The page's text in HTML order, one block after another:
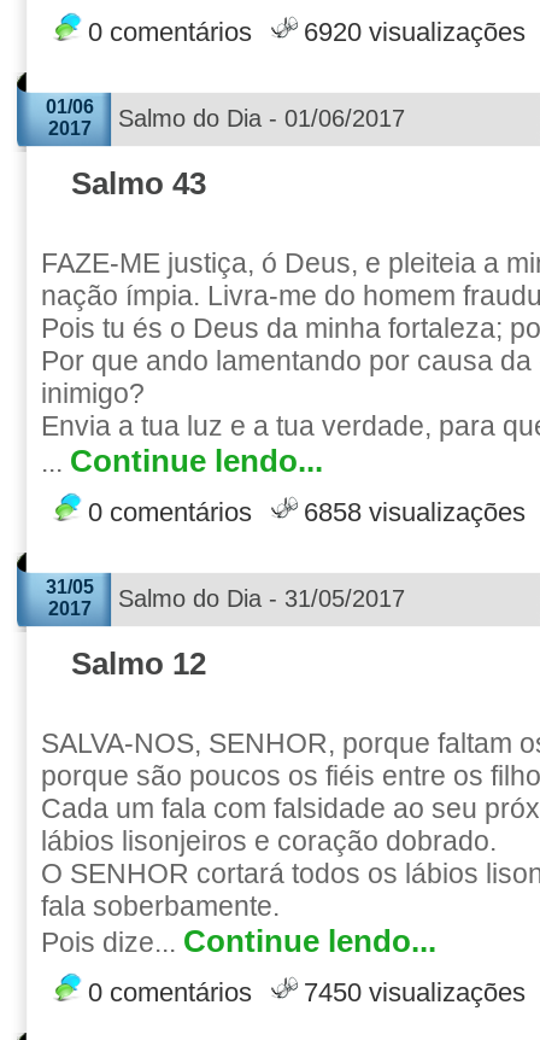
0 comentários 6920 visualizações
01/06
2017
Salmo do Dia - 01/06/2017
Salmo 43
FAZE-ME justiça, ó Deus, e pleiteia a
nação ímpia. Livra-me do homem
Pois tu és o Deus da minha fortaleza;
Por que ando lamentando por causa
inimigo?
Envia a tua luz e a tua verdade, para
... Continue lendo...
0 comentários 6858 visualizações
31/05
2017
Salmo do Dia - 31/05/2017
Salmo 12
SALVA-NOS, SENHOR, porque faltam
porque são poucos os fiéis entre os
Cada um fala com falsidade ao seu
lábios lisonjeiros e coração dobrado.
O SENHOR cortará todos os lábios
fala soberbamente.
Pois dize... Continue lendo...
0 comentários 7450 visualizações